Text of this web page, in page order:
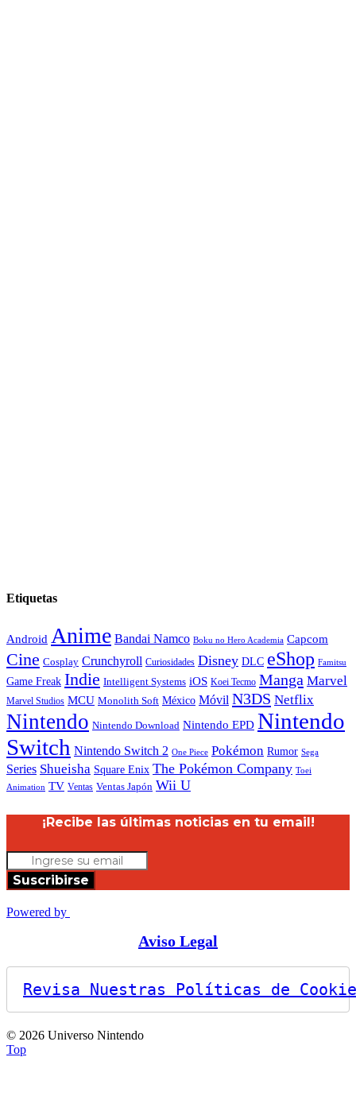
Etiquetas
Android Anime Bandai Namco Boku no Hero Academia Capcom
Cine Cosplay Crunchyroll Curiosidades Disney DLC eShop Famitsu
Game Freak Indie Intelligent Systems iOS Koei Tecmo Manga Marvel
Marvel Studios MCU Monolith Soft México Móvil N3DS Netflix
Nintendo Nintendo Download Nintendo EPD Nintendo
Switch Nintendo Switch 2 One Piece Pokémon Rumor Sega
Series Shueisha Square Enix The Pokémon Company Toei
Animation TV Ventas Ventas Japón Wii U
¡Recibe las últimas noticias en tu email!
Suscribirse
Powered by
Aviso Legal
Revisa Nuestras Políticas de
© 2026 Universo Nintendo
Top